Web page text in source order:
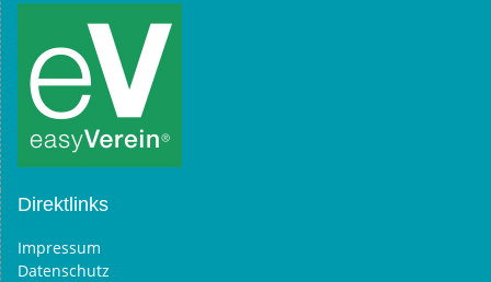
Direktlinks
Impressum
Datenschutz